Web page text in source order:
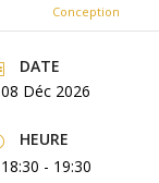
Conception
DATE
08 Déc 2026
HEURE
18:30 - 19:30